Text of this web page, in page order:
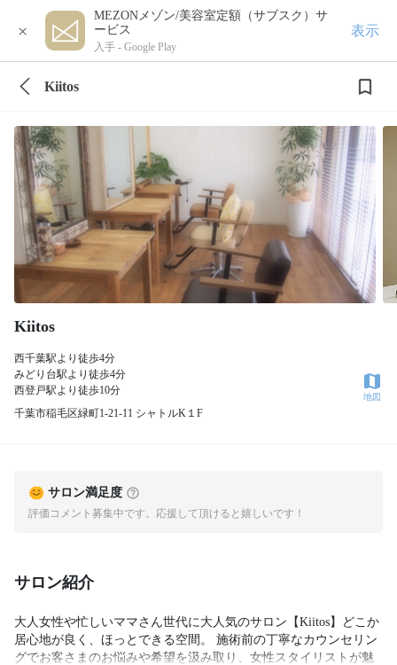
×
MEZONメゾン/美容室定額（サブスク）サ
ービス
入手 - Google Play
表示
Kiitos
Kiitos
西千葉駅より徒歩4分
みどり台駅より徒歩4分
西登戸駅より徒歩10分
千葉市稲毛区緑町1-21-11 シャトルK１F
地図
サロン満足度
評価コメント募集中です。応援して頂けると嬉しいです！
サロン紹介
大人女性や忙しいママさん世代に大人気のサロン【Kiitos】どこか
居心地が良く、ほっとできる空間。 施術前の丁寧なカウンセリン
グでお客さまのお悩みや希望を汲み取り、女性スタイリストが魅